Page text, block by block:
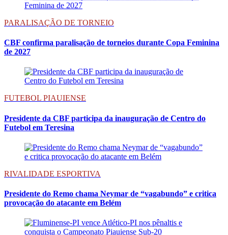
PARALISAÇÃO DE TORNEIO
CBF confirma paralisação de torneios durante Copa Feminina
de 2027
FUTEBOL PIAUIENSE
Presidente da CBF participa da inauguração de Centro do
Futebol em Teresina
RIVALIDADE ESPORTIVA
Presidente do Remo chama Neymar de “vagabundo” e critica
provocação do atacante em Belém